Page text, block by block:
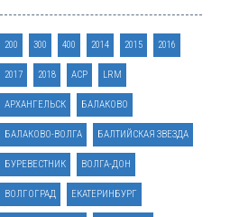
200 300 400 2014 2015 2016
2017 2018 ACP LRM
АРХАНГЕЛЬСК БАЛАКОВО
БАЛАКОВО-ВОЛГА БАЛТИЙСКАЯ ЗВЕЗДА
БУРЕВЕСТНИК ВОЛГА-ДОН
ВОЛГОГРАД ЕКАТЕРИНБУРГ